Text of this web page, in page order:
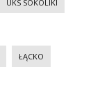
UKS SOKOLIKI
ŁĄCKO